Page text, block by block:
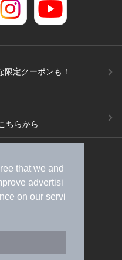
that we and
advertisi
on our servi
定クーポンも！
ちらから
広告出稿のご案内
MEMBERS+規約
ヘルプ
採用情報